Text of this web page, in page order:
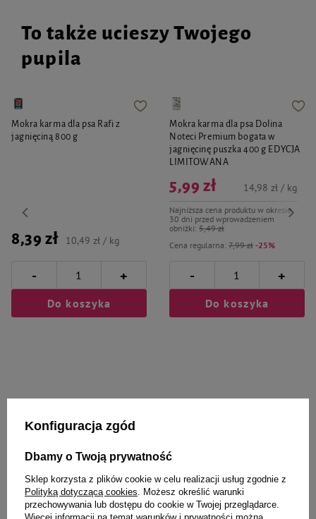
To także ucieszy Twojego
pupila
Mokra karma dla psa Rafi z
jagnięciną 800 g
8,39 zł 10,49 zł / kg
- +
Do koszyka
Mokra karma dla psa Dolina
Noteci Premium bogata w
jagnięcinę puszka 400 g EDYCJA
LIMITOWANA
Cena regularna: 7,99 zł -25%
5,99 zł
Najniższa cena produktu w okresie
30 dni przed wprowadzeniem
obniżki: 5,49 zł
14,98 zł / kg
- +
Do koszyka
Wybrane specjalnie dla
MAU Mus Karma mokra dla kota
Żwirek dla kota Certech Super
Konfiguracja zgód
Dbamy o Twoją prywatność
Sklep korzysta z plików cookie w celu realizacji usług zgodnie z
Polityką dotyczącą cookies . Możesz określić warunki
przechowywania lub dostępu do cookie w Twojej przeglądarce.